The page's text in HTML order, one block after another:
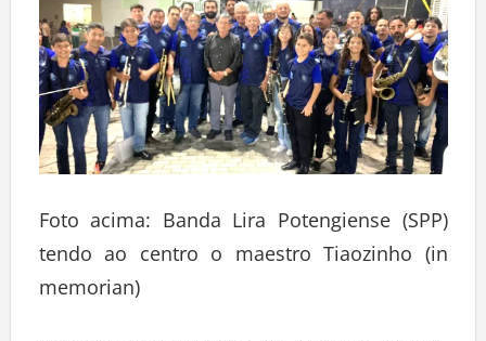
Foto acima: Banda Lira Potengiense (SPP)
tendo ao centro o maestro Tiaozinho (in
memorian)